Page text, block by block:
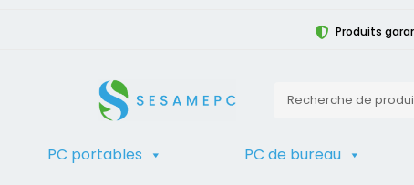
Produits
PC portables PC de bureau